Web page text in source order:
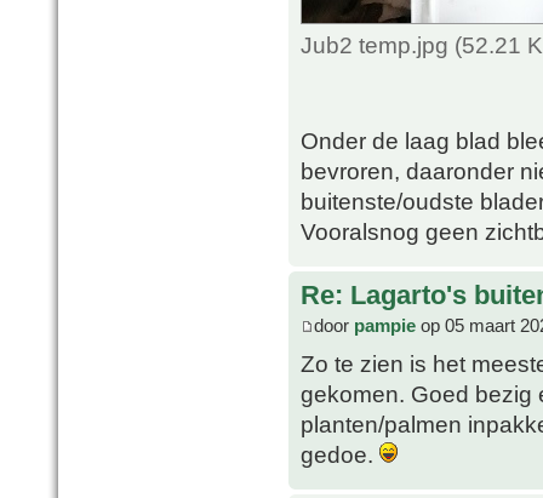
Jub2 temp.jpg (52.21
Onder de laag blad
bevroren, daaronder
buitenste/oudste
Vooralsnog geen
Re: Lagarto's
door pampie op 05 maart
Zo te zien is het
gekomen. Goed bezig
planten/palmen
gedoe.